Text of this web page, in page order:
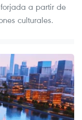
a partir de
culturales.